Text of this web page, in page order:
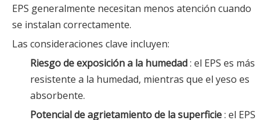
EPS generalmente necesitan menos atención cuando
se instalan correctamente.
Las consideraciones clave incluyen:
Riesgo de exposición a la humedad: el EPS es más
resistente a la humedad, mientras que el yeso es
absorbente.
Potencial de agrietamiento de la superficie: el EPS